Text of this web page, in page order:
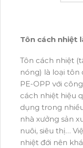
Tôn cách nhiệt
Tôn cách nhiệt
nóng) là loại
PE-OPP với
cách nhiệt hiệu
dụng trong
nhà xưởng sản
nuôi, siêu thị…
nhiệt đới nên